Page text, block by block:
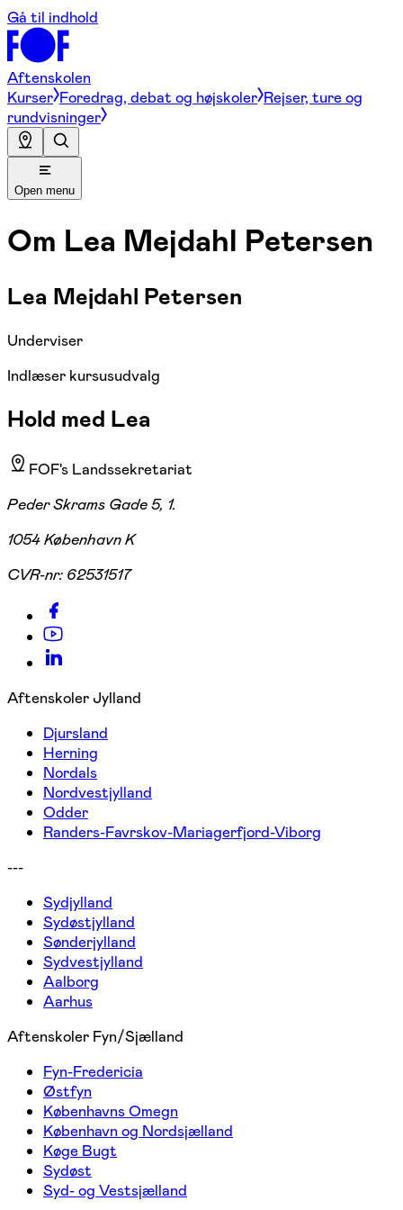
Gå til indhold
Aftenskolen
Kurser Foredrag, debat og højskoler Rejser, ture og
rundvisninger
Open menu
Om Lea Mejdahl Petersen
Lea Mejdahl Petersen
Underviser
Indlæser kursusudvalg
Hold med Lea
FOF's Landssekretariat
Peder Skrams Gade 5, 1.
1054 København K
CVR-nr: 62531517
Aftenskoler Jylland
Djursland
Herning
Nordals
Nordvestjylland
Odder
Randers-Favrskov-Mariagerfjord-Viborg
---
Sydjylland
Sydøstjylland
Sønderjylland
Sydvestjylland
Aalborg
Aarhus
Aftenskoler Fyn/Sjælland
Fyn-Fredericia
Østfyn
Københavns Omegn
København og Nordsjælland
Køge Bugt
Sydøst
Syd- og Vestsjælland